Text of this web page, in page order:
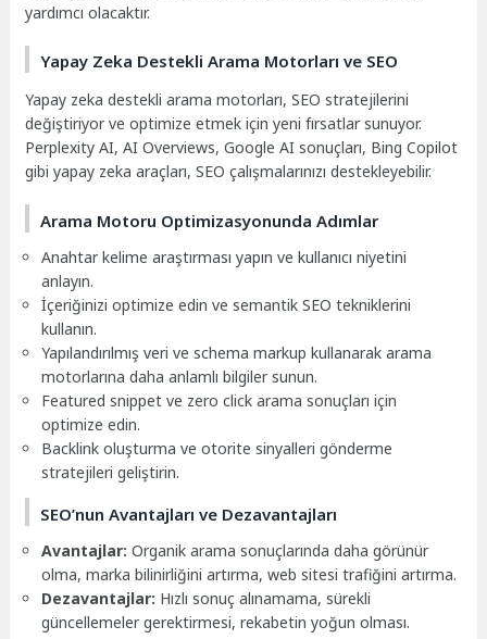
yardımcı olacaktır.
Yapay Zeka Destekli Arama Motorları ve SEO
Yapay zeka destekli arama motorları, SEO stratejilerini
değiştiriyor ve optimize etmek için yeni fırsatlar sunuyor.
Perplexity AI, AI Overviews, Google AI sonuçları, Bing Copilot
gibi yapay zeka araçları, SEO çalışmalarınızı destekleyebilir.
Arama Motoru Optimizasyonunda Adımlar
Anahtar kelime araştırması yapın ve kullanıcı niyetini
anlayın.
İçeriğinizi optimize edin ve semantik SEO tekniklerini
kullanın.
Yapılandırılmış veri ve schema markup kullanarak arama
motorlarına daha anlamlı bilgiler sunun.
Featured snippet ve zero click arama sonuçları için
optimize edin.
Backlink oluşturma ve otorite sinyalleri gönderme
stratejileri geliştirin.
SEO’nun Avantajları ve Dezavantajları
Avantajlar: Organik arama sonuçlarında daha görünür
olma, marka bilinirliğini artırma, web sitesi trafiğini artırma.
Dezavantajlar: Hızlı sonuç alınamama, sürekli
güncellemeler gerektirmesi, rekabetin yoğun olması.